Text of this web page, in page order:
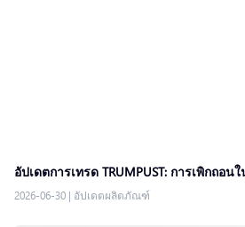
อัปเดตการเทรด TRUMPUST: การเพิกถอ
2026-06-30 | อัปเดตผลิตภัณฑ์